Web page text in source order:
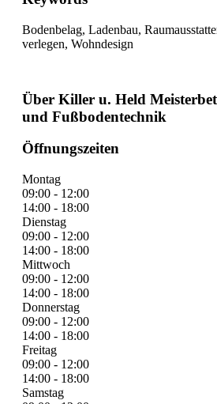
Bodenbelag, Ladenbau,
verlegen, Wohndesign
Über Killer u. Held
und Fußbodentechnik
Öffnungszeiten
Montag
09:00 - 12:00
14:00 - 18:00
Dienstag
09:00 - 12:00
14:00 - 18:00
Mittwoch
09:00 - 12:00
14:00 - 18:00
Donnerstag
09:00 - 12:00
14:00 - 18:00
Freitag
09:00 - 12:00
14:00 - 18:00
Samstag